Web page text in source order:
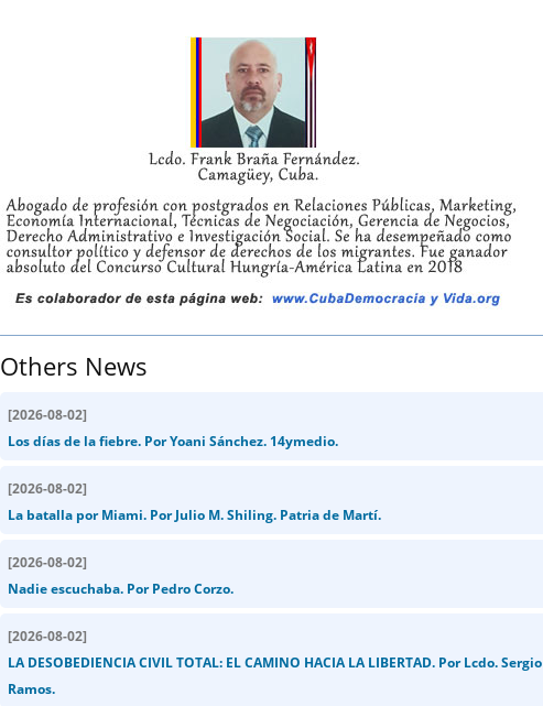
Others News
[2026-08-02]
Los días de la fiebre. Por Yoani Sánchez. 14ymedio.
[2026-08-02]
La batalla por Miami. Por Julio M. Shiling. Patria de Martí.
[2026-08-02]
Nadie escuchaba. Por Pedro Corzo.
[2026-08-02]
LA DESOBEDIENCIA CIVIL TOTAL: EL CAMINO HACIA LA LIBERTAD. Por Lcdo. Sergio
Ramos.